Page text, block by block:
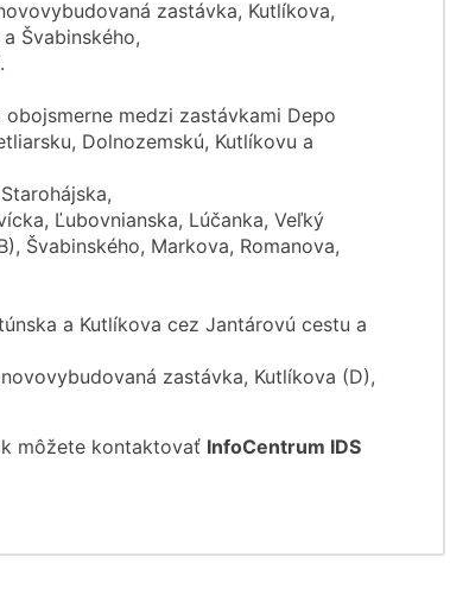
zastávka, Kutlíkova,
Švabinského,
medzi zastávkami Depo
Dolnozemskú, Kutlíkovu a
Ľubovnianska, Lúčanka, Veľký
Švabinského, Markova, Romanova,
a Kutlíkova cez Jantárovú cestu a
zastávka, Kutlíkova (D),
môžete kontaktovať InfoCentrum IDS